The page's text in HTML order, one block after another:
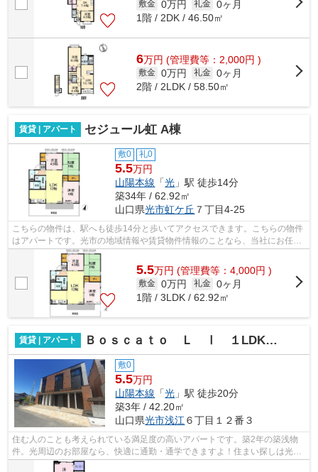
敷金 0万円 礼金 0ヶ月
1階 / 2DK / 46.50㎡
6万円 (管理費等：2,000円 )
敷金 0万円 礼金 0ヶ月
2階 / 2LDK / 58.50㎡
賃貸 | アパート セジュール虹 A棟
敷0 礼0
5.5万円
山陽本線 「光 」駅 徒歩14分
築34年 / 62.92㎡
山口県光市虹ケ丘 ７丁目4-25
こちらの物件は、駅へも徒歩14分と歩いてアクセスできます。こちらの物件
はアパートです。光市の地域情報や賃貸物件情報のことなら、当社にお任せ
下さい。当社は地域に特化しておりま...
5.5万円 (管理費等：4,000円 )
敷金 0万円 礼金 0ヶ月
1階 / 3LDK / 62.92㎡
賃貸 | アパート Ｂｏｓｃａｔｏ Ｌ Ⅰ １LDKHTW
敷0
5.5万円
山陽本線 「光 」駅 徒歩20分
築3年 / 42.20㎡
山口県光市浅江 ６丁目１２番３
住む人のことも考えられている満足度の高いアパートです。築2年の築浅物
件。光周辺のお部屋なら、快適に通勤・通学できますよ！住まい探しは光市
に詳しい当社にお任せください。お電話...